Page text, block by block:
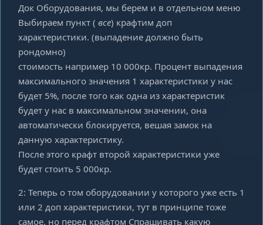
Док Оборудования, мы берем и в отдельном меню
Выбираем пункт ( все) крафтим доп
характеристики. (выпадение должно быть
рондомно)
стоимость например 10 000кр. Процент выпадения
максимального значения 1 характеристики у нас
будет 5%, после того как одна из характеристик
будет у нас в максимальном значении, она
автоматически блокируется, вешая замок на
данную характеристику.
После этого крафт второй характеристики уже
будет стоить 5 000кр.
2: Теперь о том оборудовании у которого уже есть 1
или 2 доп характеристики, тут в принципе тоже
самое, но перед крафтом Спрашивать какую